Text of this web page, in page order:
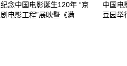
纪念中国电影诞生120年 “京
剧电影工程”展映暨《满
中国电
豆园举